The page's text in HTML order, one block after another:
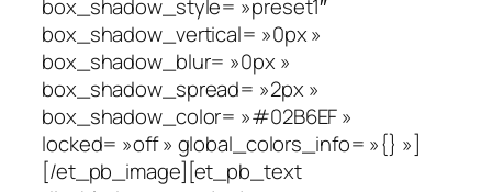
box_shadow_style= »preset1″
box_shadow_vertical= »0px »
box_shadow_blur= »0px »
box_shadow_spread= »2px »
box_shadow_color= »#02B6EF »
locked= »off » global_colors_info= »{} »]
[/et_pb_image][et_pb_text